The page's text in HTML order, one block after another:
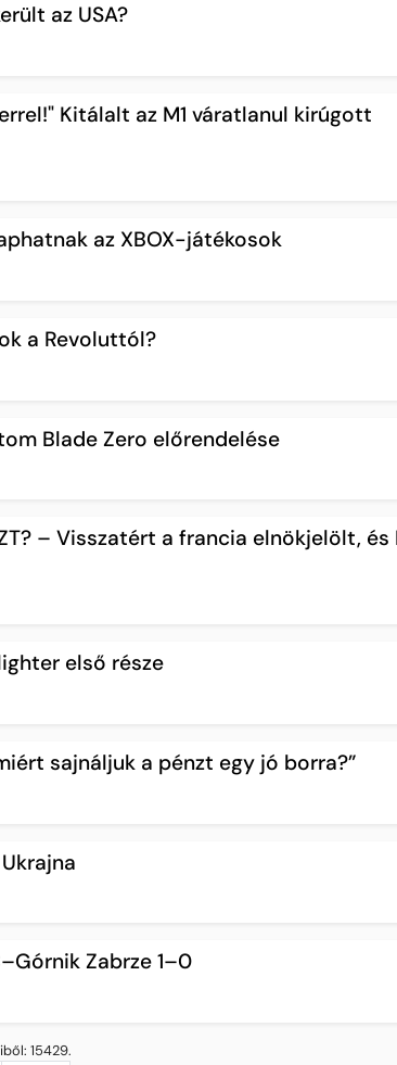
az USA?
Kitálalt az M1 váratlanul kirúgott
az XBOX-játékosok
a Revoluttól?
Blade Zero előrendelése
– Visszatért a francia elnökjelölt,
első része
sajnáljuk a pénzt egy jó borra?”
Zabrze 1–0
15429.